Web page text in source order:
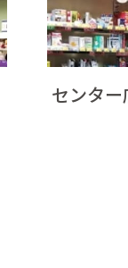
センター